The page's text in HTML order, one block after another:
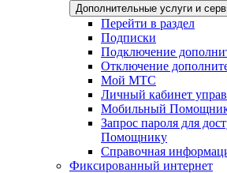
Дополнительные услуги и
Перейти в раздел
Подписки
Подключение
Отключение
Мой МТС
Личный кабинет
Мобильный
Запрос пароля для
Помощнику
Справочная
Фиксированный интернет